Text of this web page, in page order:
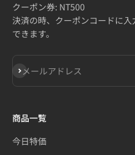
クーポン券: NT500
決済の時、クーポンコードに
できます。
メールアドレス
登録
商品一覧
今日特価